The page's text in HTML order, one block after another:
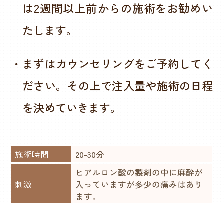
は2週間以上前からの施術をお勧めい
たします。
・まずはカウンセリングをご予約してく
ださい。その上で注入量や施術の日程
を決めていきます。
施術時間 20-30分
刺激
ヒアルロン酸の製剤の中に麻酔が
入っていますが多少の痛みはあり
ます。